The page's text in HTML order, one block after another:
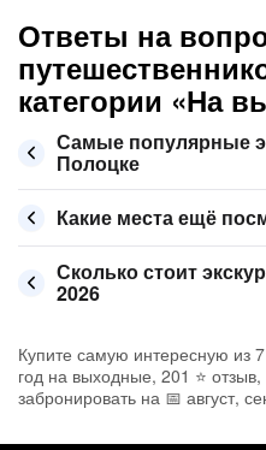
Ответы на
категории «На
Самые популярные
Полоцке
Какие места ещё
Сколько стоит
2026
Купите самую интересную из
год на выходные, 201 ⭐
забронировать на 📅 август,